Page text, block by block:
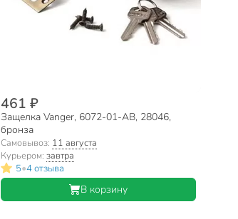
461 ₽
Защелка Vanger, 6072-01-АВ, 28046,
бронза
Самовывоз: 11 августа
Курьером:завтра
5•4 отзыва
В корзину